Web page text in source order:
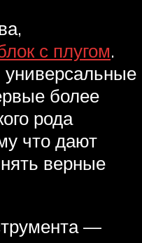
с плугом.
более
рода
что дают
верные
—